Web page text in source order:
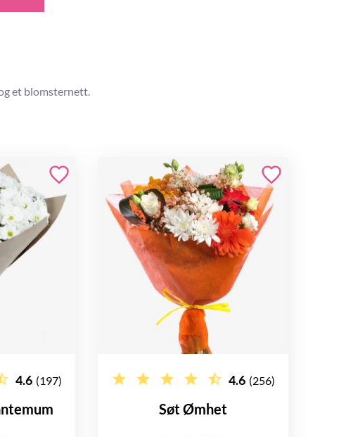
et blomsternett.
4.6 (197) 4.6 (256)
Søt Ømhet